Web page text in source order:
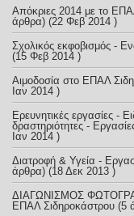
Απόκριες 2014 με το
άρθρα) (22 Φεβ 2014 )
Σχολικός εκφοβισμός -
(15 Φεβ 2014 )
Αιμοδοσία στο ΕΠΑΛ
Ιαν 2014 )
Ερευνητικές εργασίες -
δραστηριότητες -
Ιαν 2014 )
Διατροφή & Υγεία -
άρθρα) (18 Δεκ 2013 )
ΔΙΑΓΩΝΙΣΜΟΣ
ΕΠΑΛ Σιδηροκάστρου (5